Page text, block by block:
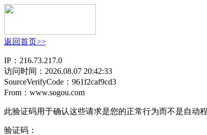
返回首页>>
IP：216.73.217.0
访问时间：2026.08.07 20:42:33
SourceVerifyCode：961f2caf9cd3
From：www.sogou.com
此验证码用于确认这些请求是您的正常行为而不是自动
验证码：